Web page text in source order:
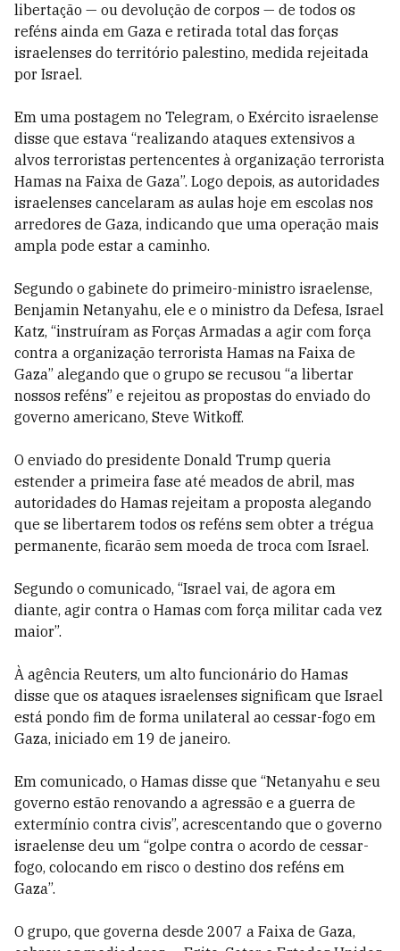
libertação — ou devolução de corpos — de todos os
reféns ainda em Gaza e retirada total das forças
israelenses do território palestino, medida rejeitada
por Israel.
Em uma postagem no Telegram, o Exército israelense
disse que estava “realizando ataques extensivos a
alvos terroristas pertencentes à organização terrorista
Hamas na Faixa de Gaza”. Logo depois, as autoridades
israelenses cancelaram as aulas hoje em escolas nos
arredores de Gaza, indicando que uma operação mais
ampla pode estar a caminho.
Segundo o gabinete do primeiro-ministro israelense,
Benjamin Netanyahu, ele e o ministro da Defesa, Israel
Katz, “instruíram as Forças Armadas a agir com força
contra a organização terrorista Hamas na Faixa de
Gaza” alegando que o grupo se recusou “a libertar
nossos reféns” e rejeitou as propostas do enviado do
governo americano, Steve Witkoff.
O enviado do presidente Donald Trump queria
estender a primeira fase até meados de abril, mas
autoridades do Hamas rejeitam a proposta alegando
que se libertarem todos os reféns sem obter a trégua
permanente, ficarão sem moeda de troca com Israel.
Segundo o comunicado, “Israel vai, de agora em
diante, agir contra o Hamas com força militar cada vez
maior”.
À agência Reuters, um alto funcionário do Hamas
disse que os ataques israelenses significam que Israel
está pondo fim de forma unilateral ao cessar-fogo em
Gaza, iniciado em 19 de janeiro.
Em comunicado, o Hamas disse que “Netanyahu e seu
governo estão renovando a agressão e a guerra de
extermínio contra civis”, acrescentando que o governo
israelense deu um “golpe contra o acordo de cessar-
fogo, colocando em risco o destino dos reféns em
Gaza”.
O grupo, que governa desde 2007 a Faixa de Gaza,